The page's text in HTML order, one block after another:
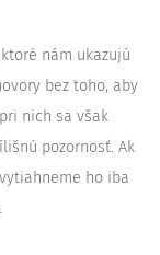
nám ukazujú
bez toho, aby
nich sa však
pozornosť. Ak
ho iba